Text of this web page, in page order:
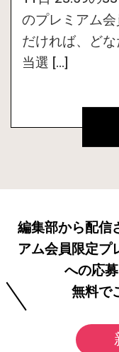
のプレミアム
だければ、どな
当選 […]
編集部から配信
アム会員限定プ
への応
無料で